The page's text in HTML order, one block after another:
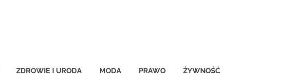
ZDROWIE I URODA MODA PRAWO ŻYWNOŚĆ